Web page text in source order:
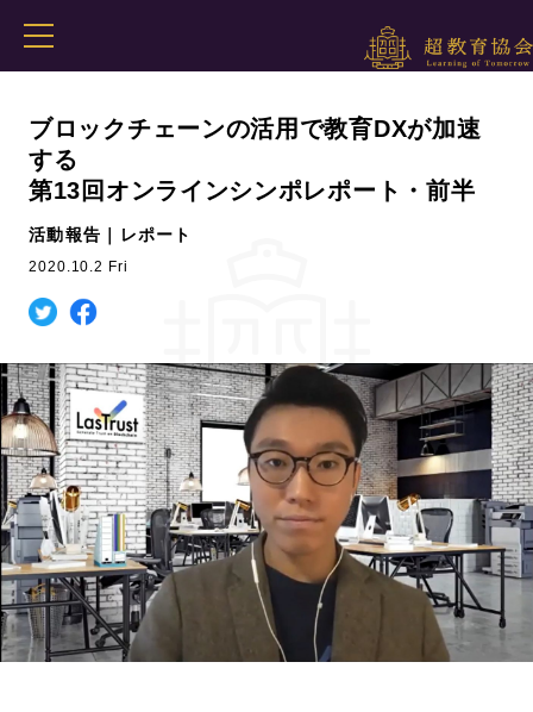
ブロックチェーンの活用で教育DXが加速
する
第13回オンラインシンポレポート・前半
活動報告｜レポート
2020.10.2 Fri